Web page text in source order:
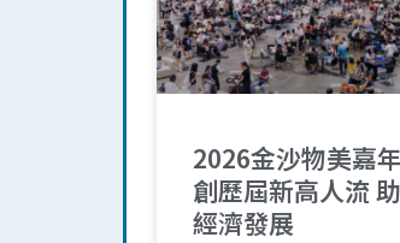
2026金沙物美嘉
創歷屆新高人流
經濟發展